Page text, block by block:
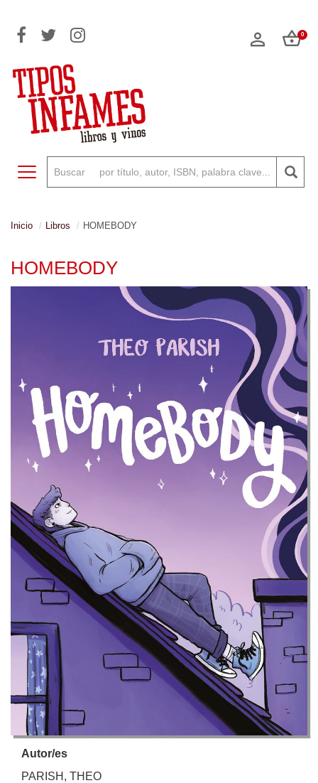
0
Toggle navigation
Inicio Libros HOMEBODY
HOMEBODY
Autor/es
PARISH, THEO